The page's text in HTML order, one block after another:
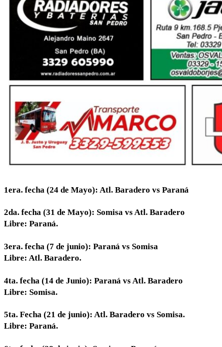
1era. fecha (24 de Mayo): Atl. Baradero vs Paraná
2da. fecha (31 de Mayo): Somisa vs Atl. Baradero
Libre: Paraná.
3era. fecha (7 de junio): Paraná vs Somisa
Libre: Atl. Baradero.
4ta. fecha (14 de Junio): Paraná vs Atl. Baradero
Libre: Somisa.
5ta. Fecha (21 de junio): Atl. Baradero vs Somisa.
Libre: Paraná.